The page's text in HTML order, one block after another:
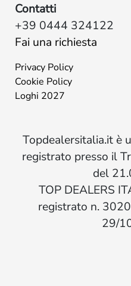
Contatti
+39 0444 324122
Fai una richiesta
Privacy Policy
Cookie Policy
Loghi 2027
Topdealersitalia.it è
registrato presso il
del
TOP DEALERS
registrato n.
29/